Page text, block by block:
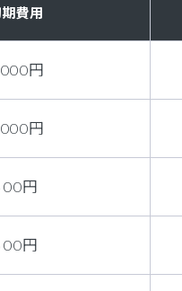
費用
円
円
円
円